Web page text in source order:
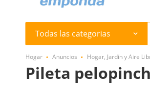
Todas las categorias
Hogar Anuncios Hogar, Jardín y Aire
Pileta